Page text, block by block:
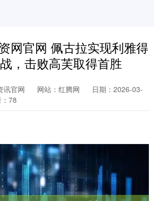
网官网 佩古拉实现利雅得
，击败高芙取得首胜
讯官网 网站：红腾网
日期：2026-03-
78